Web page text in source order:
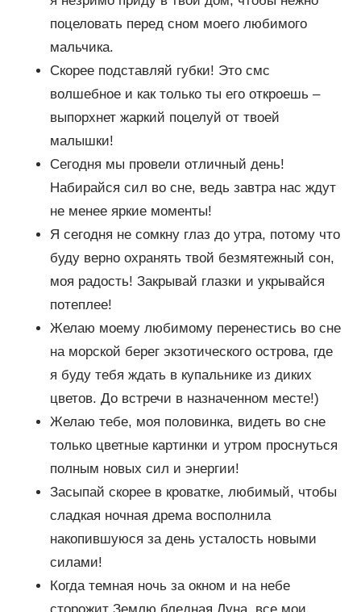
поцеловать перед сном моего любимого
мальчика.
Скорее подставляй губки! Это смс
волшебное и как только ты его откроешь –
выпорхнет жаркий поцелуй от твоей
малышки!
Сегодня мы провели отличный день!
Набирайся сил во сне, ведь завтра нас ждут
не менее яркие моменты!
Я сегодня не сомкну глаз до утра, потому что
буду верно охранять твой безмятежный сон,
моя радость! Закрывай глазки и укрывайся
потеплее!
Желаю моему любимому перенестись во сне
на морской берег экзотического острова, где
я буду тебя ждать в купальнике из диких
цветов. До встречи в назначенном месте!)
Желаю тебе, моя половинка, видеть во сне
только цветные картинки и утром проснуться
полным новых сил и энергии!
Засыпай скорее в кроватке, любимый, чтобы
сладкая ночная дрема восполнила
накопившуюся за день усталость новыми
силами!
Когда темная ночь за окном и на небе